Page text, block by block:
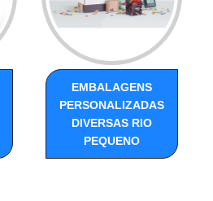
EMBALAGENS
PERSONALIZADAS
DIVERSAS RIO
PEQUENO